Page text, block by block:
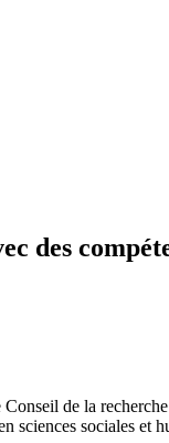
des
de la
sociales et